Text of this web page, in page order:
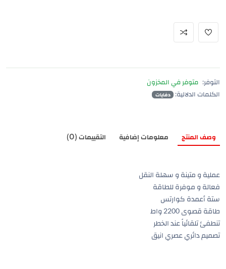
التوفر: متوفر في المخزون
الكلمات الدلالية:
دفايات
وصف المنتج معلومات إضافية التقييمات (0)
عملية و متينة و سهلة النقل
فعالة و موفرة للطاقة
ستة أعمدة كوارتس
طاقة قصوى 2200 واط
تنطفئ تلقائياً عند الخطر
تصميم دائري عصري انيق